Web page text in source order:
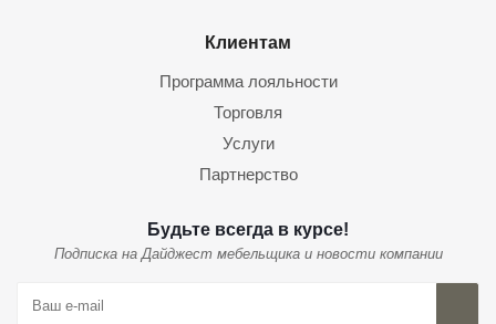
Клиентам
Программа лояльности
Торговля
Услуги
Партнерство
Будьте всегда в курсе!
Подписка на Дайджест мебельщика и новости компании